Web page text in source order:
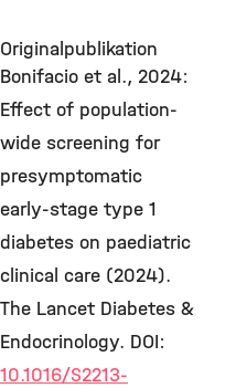
Originalpublikation
Bonifacio et al., 2024:
Effect of population-
wide screening for
presymptomatic
early-stage type 1
diabetes on paediatric
clinical care (2024).
The Lancet Diabetes &
Endocrinology. DOI:
10.1016/S2213-